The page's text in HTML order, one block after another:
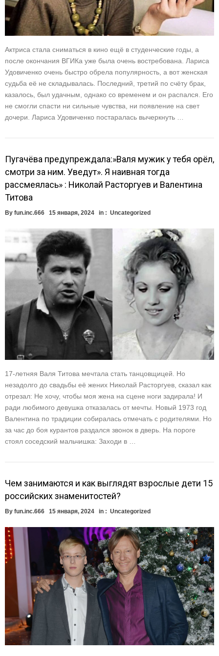
Актриса стала сниматься в кино ещё в студенческие годы, а
после окончания ВГИКа уже была очень востребована. Лариса
Удовиченко очень быстро обрела популярность, а вот женская
судьба её не складывалась. Последний, третий по счёту брак,
казалось, был удачным, однако со временем и он распался. Его
не смогли спасти ни сильные чувства, ни появление на свет
дочери. Лариса Удовиченко постаралась вычеркнуть …
Пугачёва предупреждала:»Валя мужик у тебя орёл,
смотри за ним. Уведут». Я наивная тогда
рассмеялась» : Николай Расторгуев и Валентина
Титова
By fun.inc.666 15 января, 2024 in : Uncategorized
17-летняя Валя Титова мечтала стать танцовщицей. Но
незадолго до свадьбы её жених Николай Расторгуев, сказал как
отрезал: Не хочу, чтобы моя жена на сцене ноги задирала! И
ради любимого девушка отказалась от мечты. Новый 1973 год
Валентина по традиции собиралась отмечать с родителями. Но
за час до боя курантов раздался звонок в дверь. На пороге
стоял соседский мальчишка: Заходи в …
Чем занимаются и как выглядят взрослые дети 15
российских знаменитостей?
By fun.inc.666 15 января, 2024 in : Uncategorized